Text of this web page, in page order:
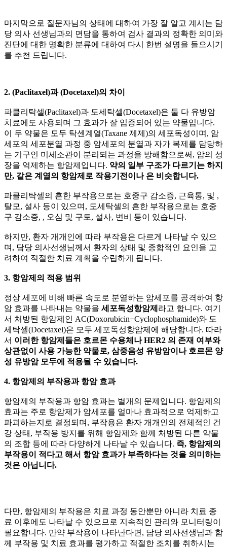
마지막으로 질문자님의 상태에 대하여 가장 잘 알고 계시는 담
당 의사 선생님과의 면담을 통하여 검사 결과의 정확한 의미와
진단에 대한 명확한 분류에 대하여 다시 한번 설명을 들으시기
를 추천 드립니다.
2. (Paclitaxel)과(Docetaxel)의 차이
파클리탁셀(Paclitaxel)과 도세탁셀(Docetaxel)은 둘 다 유방암
치료에도 사용되며 그 효과가 잘 입증되어 있는 약물입니다.
이 두 약물은 모두 탁센계열(Taxane 제제)의 세포독성이며, 암
세포의 세포분열 과정 중 암세포의 분열과 자가 복제를 담당하
는 기구인 미세소관이 분리되는 과정을 방해함으로써, 암의 성
장을 억제하는 항암제입니다. 약의 일부 구조가 다르기는 하지
만, 같은 계열의 항암제로 작용기전이나 은 비슷합니다.
파클리탁셀의 흔한 부작용으로는 호중구 감소증, 근육통, 및 ,
탈모, 설사 등이 있으며, 도세탁셀의 흔한 부작용으로는 호중
구 감소증, , 오심 및 구토, 설사, 변비 등이 있습니다.
하지만, 환자 개개인에 따라 부작용은 다르게 나타날 수 있으
며, 담당 의사선생님께서 환자의 상태 및 종합적인 요인을 고
려하여 적절한 치료 계획을 수립하게 됩니다.
3. 항암제의 적용 범위
정상 세포에 비해 빠른 속도로 분열하는 암세포를 공격하여 항
암 효과를 나타내는 약물을 세포독성항암제 라고 합니다. 여기
서 처방된 항암제인 AC(Doxorubicin+Cyclophosphamide)와 도
세탁셀(Docetaxel)은 모두 세포독성항암제에 해당합니다. 따라
서 이러한 항암제들은 호르몬 수용체나 HER2 의 존재 여부와
상관없이 사용 가능한 약물로, 삼중음성 유방암이나 호르몬 양
성 유방암 모두에 적용될 수 있습니다.
4. 항암제의 부작용과 항암 효과
항암제의 부작용과 항암 효과는 별개의 문제입니다. 항암제의
효과는 주로 항암제가 암세포를 얼마나 효과적으로 억제하고
파괴하는지로 결정되며, 부작용은 환자 개개인의 전체적인 건
강 상태, 부작용 방지를 위해 항암제와 함께 처방된 다른 약물
의 조합 등에 따라 다양하게 나타날 수 있습니다. 즉, 항암제의
부작용이 적다고 해서 항암 효과가 부족하다는 것을 의미하는
것은 아닙니다.
다만, 항암제의 부작용은 치료 과정 동안뿐만 아니라 치료 종
료 이후에도 나타날 수 있으므로 지속적인 관리와 모니터링이
필요합니다. 만약 부작용이 나타난다면, 담당 의사선생님과 함
께 부작용 및 치료 효과를 평가하고 적절한 조치를 취하시는